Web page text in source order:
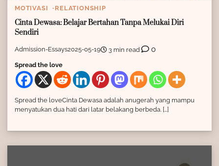
MOTIVASI RELATIONSHIP
Cinta Dewasa: Belajar Bertahan Tanpa Melukai Diri
Sendiri
Admission-Essays2025-05-19 3 min read 0
Spread the love
Spread the loveCinta Dewasa adalah anugerah yang mampu
menyatukan dua hati dari latar belakang berbeda. […]